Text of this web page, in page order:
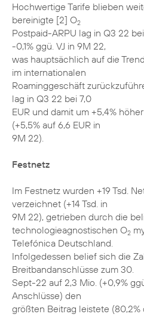
Hochwertige Tarife blieben
bereinigte [2] O2
Postpaid-ARPU lag in Q3 22
-0,1% ggü. VJ in 9M 22,
was hauptsächlich auf die
im internationalen
Roaminggeschäft
lag in Q3 22 bei 7,0
EUR und damit um +5,4%
(+5,5% auf 6,6 EUR in
9M 22).
Festnetz
Im Festnetz wurden +19 Tsd.
verzeichnet (+14 Tsd. in
9M 22), getrieben durch die
technologieagnostischen O2
Telefónica Deutschland.
Infolgedessen belief sich die
Breitbandanschlüsse zum 30.
Sept-22 auf 2,3 Mio. (+0,9%
Anschlüsse) den
größten Beitrag leistete (80,2%